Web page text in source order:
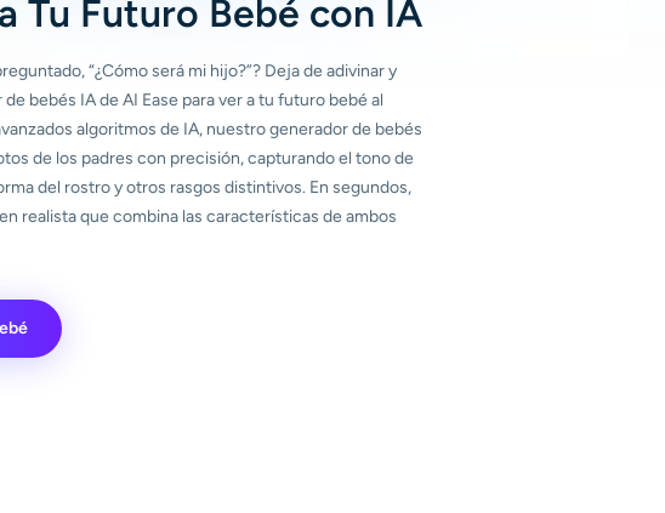
Tu Futuro Bebé con IA
“¿Cómo será mi hijo?”? Deja de adivinar y
bebés IA de AI Ease para ver a tu futuro bebé al
algoritmos de IA, nuestro generador de bebés
de los padres con precisión, capturando el tono de
del rostro y otros rasgos distintivos. En segundos,
realista que combina las características de ambos